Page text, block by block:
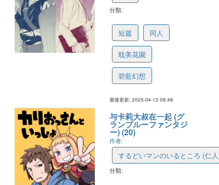
分類:
短篇 同人
耽美花園
碧藍幻想
最後更新: 2025-04-13 09:48
与卡莉大叔在一起 (グ
ランブルーファンタジ
ー) (20)
作者:
するどいマンのいるところ (仁
分類: